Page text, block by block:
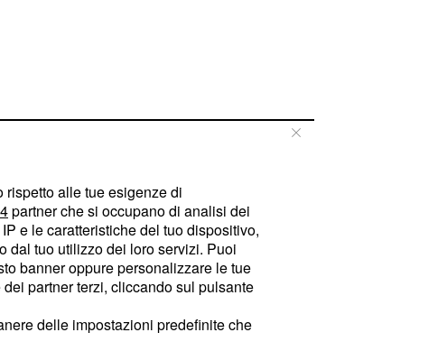
alle tue esigenze di
partner che si occupano di analisi dei
e le caratteristiche del tuo dispositivo,
dal tuo utilizzo dei loro servizi. Puoi
banner oppure personalizzare le tue
partner terzi, cliccando sul pulsante
delle impostazioni predefinite che